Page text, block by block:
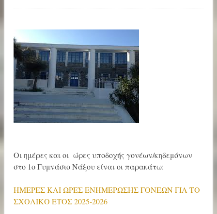
Οι ημέρες και οι ώρες υποδοχής γονέων/κηδεμόνων
στο 1ο Γυμνάσιο Νάξου είναι οι παρακάτω:
ΗΜΕΡΕΣ ΚΑΙ ΩΡΕΣ ΕΝΗΜΕΡΩΣΗΣ ΓΟΝΕΩΝ ΓΙΑ ΤΟ
ΣΧΟΛΙΚΟ ΕΤΟΣ 2025-2026